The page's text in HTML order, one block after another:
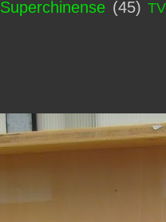
Superchinense (45) TV